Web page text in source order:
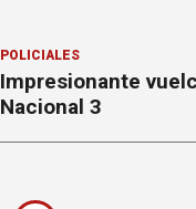
POLICIALES
Impresionante
Nacional 3